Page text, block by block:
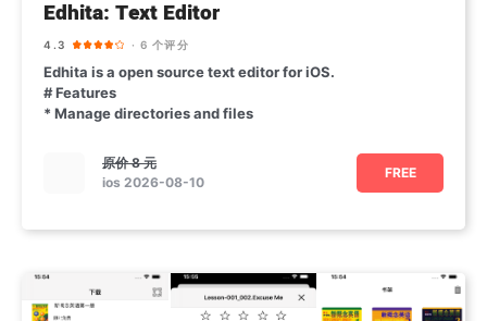
Edhita: Text Editor
4.3 · 6 个评分
Edhita is a open source text editor for iOS.
# Features
* Manage directories and files
原价8 元
ios 2026-08-10
FREE